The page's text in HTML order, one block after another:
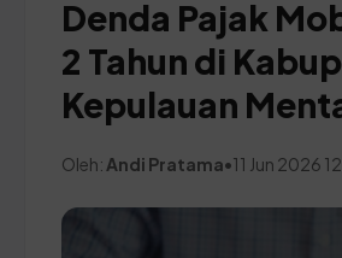
Denda Pajak
2 Tahun di
Kepulauan
Oleh: Andi Pratama•11 Jun 2026